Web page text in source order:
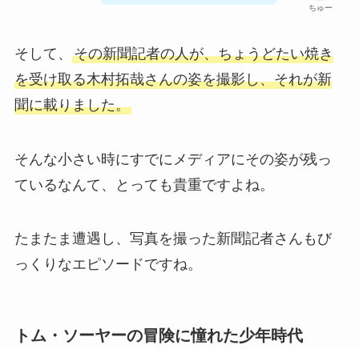
ちゅー
そして、 その新聞記者の人が、ちょうどたい焼き
を受け取る木村拓哉さんの姿を撮影し、それが新
聞に載りました。
そんな小さい時にすでにメディアにその姿が残っ
ているなんて、とっても貴重ですよね。
たまたま遭遇し、写真を撮った新聞記者さんもび
っくりなエピソードですね。
トム・ソーヤーの冒険に憧れた少年時代